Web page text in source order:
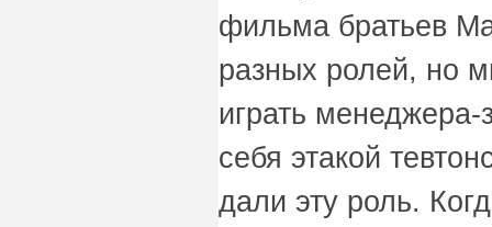
фильма братьев
разных ролей, но
играть
себя этакой
дали эту роль.